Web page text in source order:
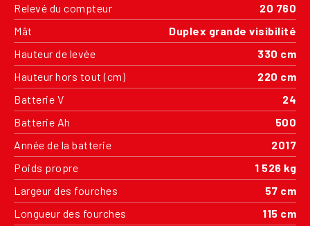
Relevé du compteur
20 760
Mât
Duplex grande visibilité
Hauteur de levée
330 cm
Hauteur hors tout (cm)
220 cm
Batterie V
24
Batterie Ah
500
Année de la batterie
2017
Poids propre
1 526 kg
Largeur des fourches
57 cm
Longueur des fourches
115 cm